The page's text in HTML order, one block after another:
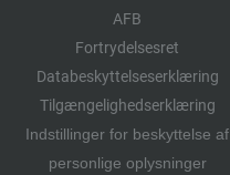
AFB
Fortrydelsesret
Databeskyttelseserklæring
Tilgængelighedserklæring
Indstillinger for beskyttelse af
personlige oplysninger